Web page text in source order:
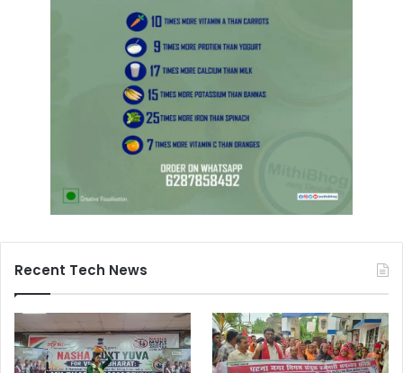
Recent Tech News